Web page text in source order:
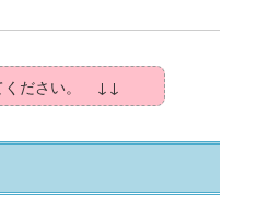
ください。 ↓↓